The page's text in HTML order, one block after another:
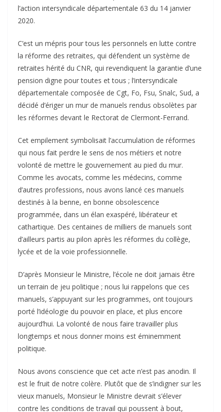
l’action intersyndicale départementale 63 du 14 janvier
2020.
C’est un mépris pour tous les personnels en lutte contre
la réforme des retraites, qui défendent un système de
retraites hérité du CNR, qui revendiquent la garantie d’une
pension digne pour toutes et tous ; l’intersyndicale
départementale composée de Cgt, Fo, Fsu, Snalc, Sud, a
décidé d’ériger un mur de manuels rendus obsolètes par
les réformes devant le Rectorat de Clermont-Ferrand.
Cet empilement symbolisait l’accumulation de réformes
qui nous fait perdre le sens de nos métiers et notre
volonté de mettre le gouvernement au pied du mur.
Comme les avocats, comme les médecins, comme
d’autres professions, nous avons lancé ces manuels
destinés à la benne, en bonne obsolescence
programmée, dans un élan exaspéré, libérateur et
cathartique. Des centaines de milliers de manuels sont
d’ailleurs partis au pilon après les réformes du collège,
lycée et de la voie professionnelle.
D’après Monsieur le Ministre, l’école ne doit jamais être
un terrain de jeu politique ; nous lui rappelons que ces
manuels, s’appuyant sur les programmes, ont toujours
porté l’idéologie du pouvoir en place, et plus encore
aujourd’hui. La volonté de nous faire travailler plus
longtemps et nous donner moins est éminemment
politique.
Nous avons conscience que cet acte n’est pas anodin. Il
est le fruit de notre colère. Plutôt que de s’indigner sur les
vieux manuels, Monsieur le Ministre devrait s’élever
contre les conditions de travail qui poussent à bout,